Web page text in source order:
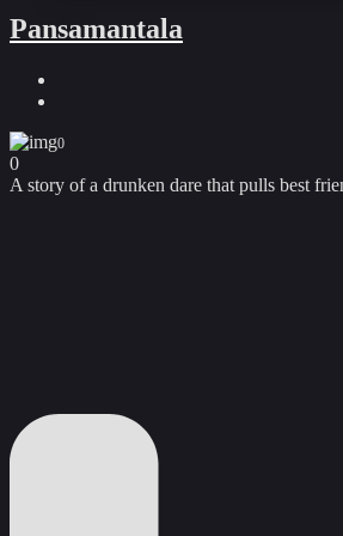
Pansamantala
0
0
A story of a drunken dare that pulls best